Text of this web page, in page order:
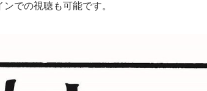
での視聴も可能です。